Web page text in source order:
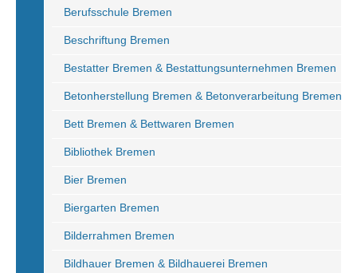
Berufsschule Bremen
Beschriftung Bremen
Bestatter Bremen & Bestattungsunternehmen Bremen
Betonherstellung Bremen & Betonverarbeitung Bremen
Bett Bremen & Bettwaren Bremen
Bibliothek Bremen
Bier Bremen
Biergarten Bremen
Bilderrahmen Bremen
Bildhauer Bremen & Bildhauerei Bremen